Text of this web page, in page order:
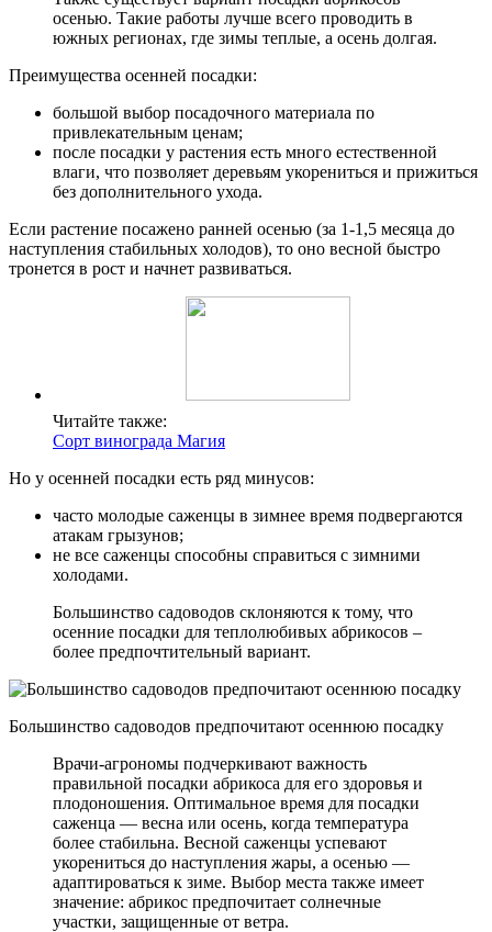
осенью. Такие работы лучше всего проводить в
южных регионах, где зимы теплые, а осень долгая.
Преимущества осенней посадки:
большой выбор посадочного материала по
привлекательным ценам;
после посадки у растения есть много естественной
влаги, что позволяет деревьям укорениться и прижиться
без дополнительного ухода.
Если растение посажено ранней осенью (за 1-1,5 месяца до
наступления стабильных холодов), то оно весной быстро
тронется в рост и начнет развиваться.
Читайте также:
Сорт винограда Магия
Но у осенней посадки есть ряд минусов:
часто молодые саженцы в зимнее время подвергаются
атакам грызунов;
не все саженцы способны справиться с зимними
холодами.
Большинство садоводов склоняются к тому, что
осенние посадки для теплолюбивых абрикосов –
более предпочтительный вариант.
Большинство садоводов предпочитают осеннюю посадку
Врачи-агрономы подчеркивают важность
правильной посадки абрикоса для его здоровья и
плодоношения. Оптимальное время для посадки
саженца — весна или осень, когда температура
более стабильна. Весной саженцы успевают
укорениться до наступления жары, а осенью —
адаптироваться к зиме. Выбор места также имеет
значение: абрикос предпочитает солнечные
участки, защищенные от ветра.